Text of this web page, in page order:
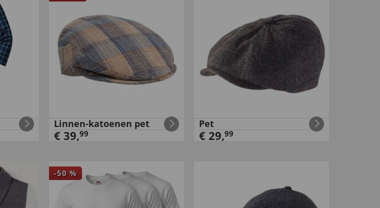
Linnen-katoenen pet
€ 39,99
Pet
€ 29,99
-50 %